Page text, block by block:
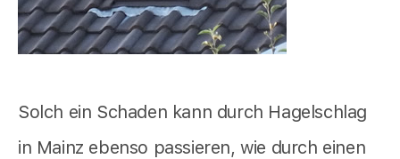
Solch ein Schaden kann durch Hagelschlag
in Mainz ebenso passieren, wie durch einen